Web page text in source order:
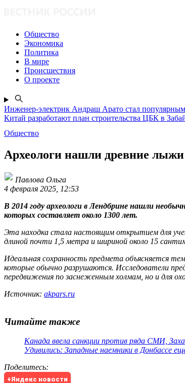
Общество
Экономика
Политика
В мире
Происшествия
О проекте
Инженер-электрик Андраш Арато стал
Китай разработают план строительства ЦБК в
Общество
Археологи нашли древние лыжи
Павлова Ольга
4 февраля 2025, 12:53
В 2014 году археологи в Лендбрине нашли
которых составляет около 1300 лет.
Эта находка стала настоящим открытием для
длиной почти 1,5 метра и шириной около 15
Идеальная сохранность предмета объясняется
которые обычно разрушаются. Исследователи
передвижения по заснеженным холмам, но и для
Источник: akpars.ru
Читайте также
Канада ввела санкции против ряда СМИ,
Удивились: Западные наемники в Донбассе
Поделитесь:
+Яндекс новости